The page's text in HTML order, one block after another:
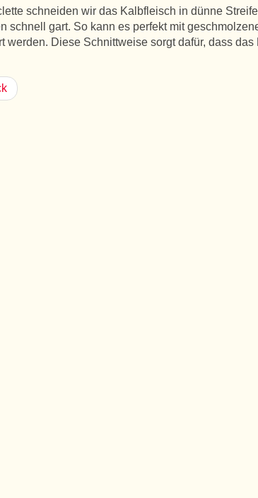
schneiden wir das Kalbfleisch in dünne
schnell gart. So kann es perfekt mit
werden. Diese Schnittweise sorgt dafür, dass